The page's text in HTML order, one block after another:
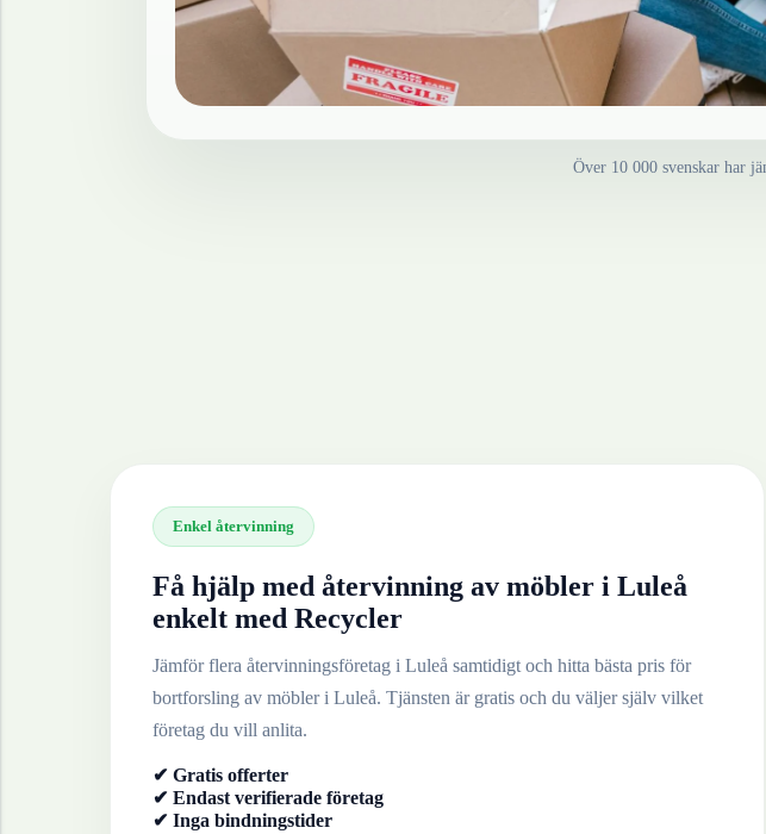
Över 10 000 svenskar har
Enkel återvinning
Få hjälp med återvinning av möbler i Luleå
enkelt med Recycler
Jämför flera återvinningsföretag i Luleå samtidigt och hitta bästa pris för
bortforsling av möbleri Luleå. Tjänsten är gratis och du väljer själv vilket
företag du vill anlita.
✔ Gratis offerter
✔ Endast verifierade företag
✔ Inga bindningstider